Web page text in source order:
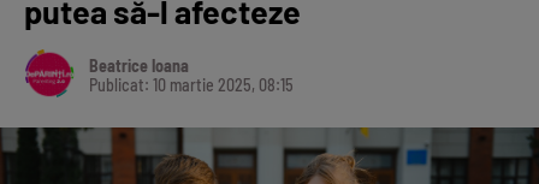
putea să-l afecteze
Beatrice Ioana
Publicat: 10 martie 2025, 08:15